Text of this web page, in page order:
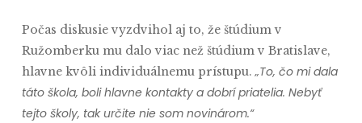
Počas diskusie vyzdvihol aj to, že štúdium v
Ružomberku mu dalo viac než štúdium v Bratislave,
hlavne kvôli individuálnemu prístupu.„To, čo mi dala
táto škola, boli hlavne kontakty a dobrí priatelia. Nebyť
tejto školy, tak určite nie som novinárom.“